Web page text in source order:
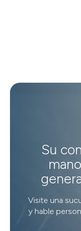
Su
Visite una
y hable